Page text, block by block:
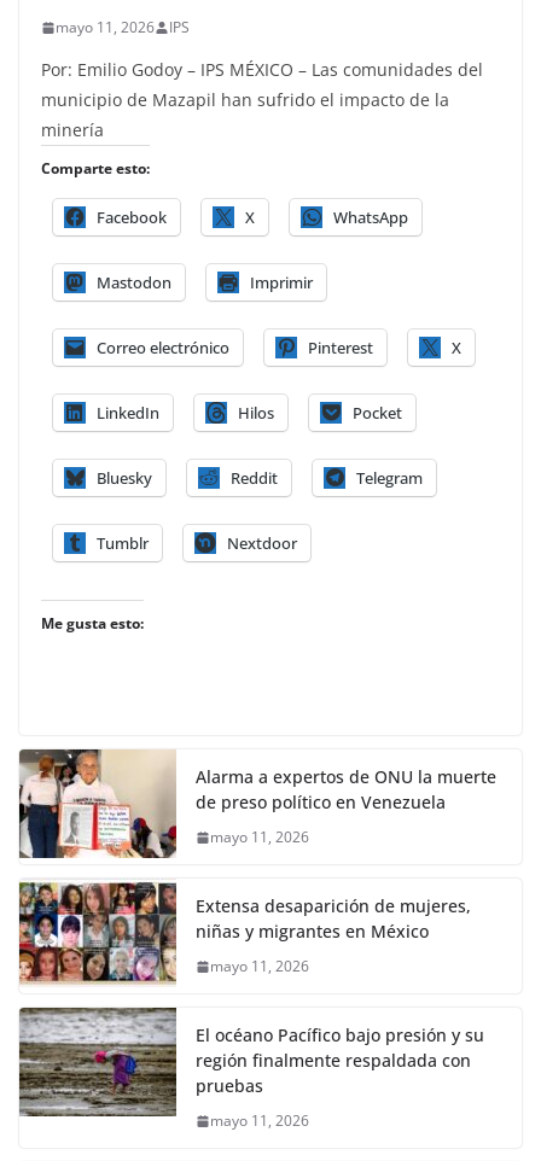
mayo 11, 2026 IPS
Por: Emilio Godoy – IPS MÉXICO – Las comunidades del
municipio de Mazapil han sufrido el impacto de la
minería
Comparte esto:
Facebook X WhatsApp
Mastodon Imprimir
Correo electrónico Pinterest X
LinkedIn Hilos Pocket
Bluesky Reddit Telegram
Tumblr Nextdoor
Me gusta esto:
Alarma a expertos de ONU la muerte
de preso político en Venezuela
mayo 11, 2026
Extensa desaparición de mujeres,
niñas y migrantes en México
mayo 11, 2026
El océano Pacífico bajo presión y su
región finalmente respaldada con
pruebas
mayo 11, 2026